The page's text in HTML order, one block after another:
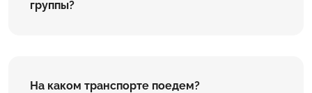
группы?
На каком транспорте поедем?